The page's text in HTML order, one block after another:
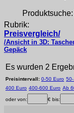
Produktsuche:
Rubrik:
Preisvergleich/
/Ansicht in 3D:
Gepäck
Es wurden 2
Preisintervall: 0-50 Euro
400 Euro 400-600 Euro Ab
oder von: € bis: